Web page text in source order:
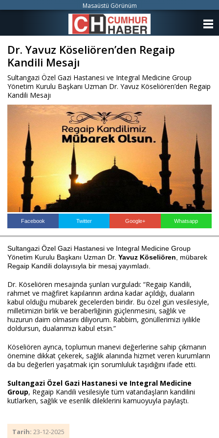
Dr. Yavuz Köseliören’den Regaip
Kandili Mesajı
Sultangazi Özel Gazi Hastanesi ve Integral Medicine Group
Yönetim Kurulu Başkanı Uzman Dr. Yavuz Köseliören’den Regaip
Kandili Mesajı
Facebook Twitter Google+ Whatsapp
Sultangazi Özel Gazi Hastanesi ve Integral Medicine Group
Yönetim Kurulu Başkanı Uzman Dr. Yavuz Köseliören , mübarek
Regaip Kandili dolayısıyla bir mesaj yayımladı.
Dr. Köseliören mesajında şunları vurguladı: “Regaip Kandili,
rahmet ve mağfiret kapılarının ardına kadar açıldığı, duaların
kabul olduğu mübarek gecelerden biridir. Bu özel gün vesilesiyle,
milletimizin birlik ve beraberliğinin güçlenmesini, sağlık ve
huzurun daim olmasını diliyorum. Rabbim, gönüllerimizi iyilikle
doldursun, dualarımızı kabul etsin.”
Köseliören ayrıca, toplumun manevi değerlerine sahip çıkmanın
önemine dikkat çekerek, sağlık alanında hizmet veren kurumların
da bu değerleri yaşatmak için sorumluluk taşıdığını ifade etti.
Sultangazi Özel Gazi Hastanesi ve Integral Medicine
Group, Regaip Kandili vesilesiyle tüm vatandaşların kandilini
kutlarken, sağlık ve esenlik dileklerini kamuoyuyla paylaştı.
Tarih: 23-12-2025
Masaüstü Görünüm
KATEGORİLER
FOTO GALERİ
VİDEO GALERİ
İLETİŞİM
Haberin Doğru Adresi.